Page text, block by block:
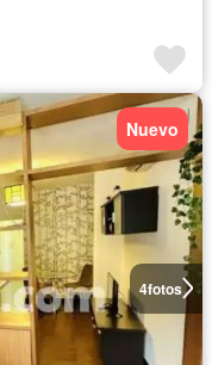
4fotos
Nuevo